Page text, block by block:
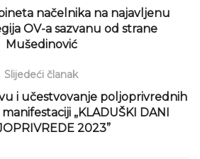
načelnika na najavljenu
OV-a sazvanu od strane
Mušedinović
Slijedeći članak
i učestvovanje poljoprivrednih
„KLADUŠKI DANI
2023”